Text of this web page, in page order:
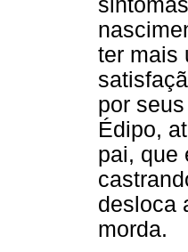
ter mais
por
Édipo,
pai, que
desloca
morda.